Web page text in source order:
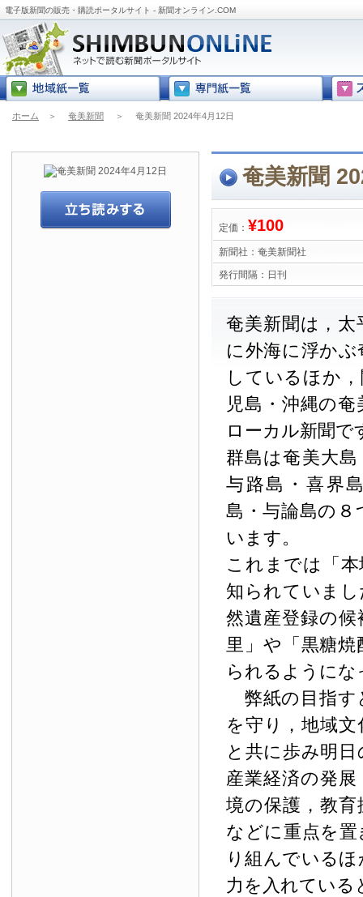
電子版新聞の販売・購読ポータルサイト - 新聞オンライン.COM
ホーム ＞ 奄美新聞 ＞ 奄美新聞 2024年4月12日
奄美新聞
定価： ¥100
新聞社： 奄美新聞社
発行間隔： 日刊
奄美新聞は，
に外海に浮か
しているほか
児島・沖縄の
ローカル新聞で
群島は奄美大
与路島・喜界
島・与論島の
います。
これまでは「
知られていま
然遺産登録の
里」や「黒糖
られるように
弊紙の目指す
を守り，地域
と共に歩み明
産業経済の発
境の保護，教
などに重点を
り組んでいる
力を入れている